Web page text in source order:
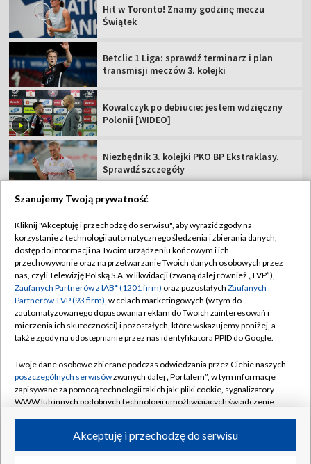
Hit w Toronto! Znamy godzinę meczu
Świątek
Betclic 1 Liga: sprawdź terminarz i plan
transmisji meczów 3. kolejki
Kowalczyk po debiucie: jestem wdzięczny
Polonii [WIDEO]
Niezbędnik 3. kolejki PKO BP Ekstraklasy.
Sprawdź szczegóły
TVP
Abonament TVP
Sklep TVP
Biuro Reklamy
Oferta Handlowa
Emisja w TVP
Rada Programowa
Ogłoszenia przetargowe
Akademia Telewizyjna
Regulamin TVP
Polityka prywatności
Moje zgody
Biuro reklamy
Kanały
©2026 Telewizja Polska Spółka Akcyjna w likwidacji
Szanujemy Twoją prywatność
Kliknij "Akceptuję i przechodzę do serwisu", aby wyrazić zgody na
korzystanie z technologii automatycznego śledzenia i zbierania danych,
dostęp do informacji na Twoim urządzeniu końcowym i ich
przechowywanie oraz na przetwarzanie Twoich danych osobowych przez
nas, czyli Telewizję Polską S.A. w likwidacji (zwaną dalej również „TVP”),
Zaufanych Partnerów z IAB* (1201 firm) oraz pozostałych Zaufanych
Partnerów TVP (93 firm), w celach marketingowych (w tym do
zautomatyzowanego dopasowania reklam do Twoich zainteresowań i
mierzenia ich skuteczności) i pozostałych, które wskazujemy poniżej, a
także zgody na udostępnianie przez nas identyfikatora PPID do Google.
Twoje dane osobowe zbierane podczas odwiedzania przez Ciebie naszych
poszczególnych serwisówzwanych dalej „Portalem”, w tym informacje
zapisywane za pomocą technologii takich jak: pliki cookie, sygnalizatory
WWW lub innych podobnych technologii umożliwiających świadczenie
ruchu w Internecie.Akceptuję i przechodzę do serwisu